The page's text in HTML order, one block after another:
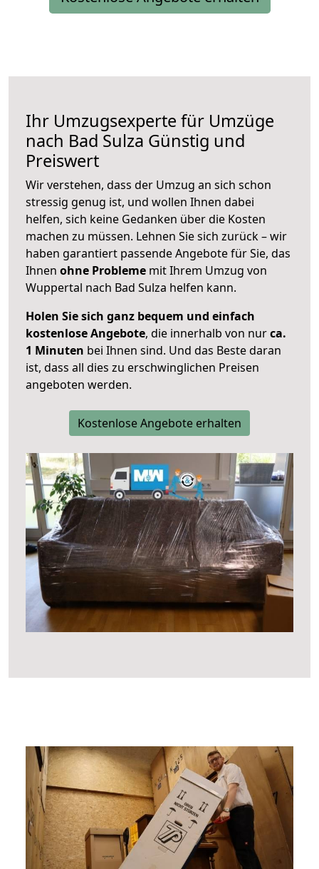
Ihr Umzugsexperte für Umzüge
nach Bad Sulza Günstig und
Preiswert
Wir verstehen, dass der Umzug an sich schon
stressig genug ist, und wollen Ihnen dabei
helfen, sich keine Gedanken über die Kosten
machen zu müssen. Lehnen Sie sich zurück – wir
haben garantiert passende Angebote für Sie, das
Ihnen ohne Probleme mit Ihrem Umzug von
Wuppertal nach Bad Sulza helfen kann.
Holen Sie sich ganz bequem und einfach
kostenlose Angebote, die innerhalb von nurca.
1 Minuten bei Ihnen sind. Und das Beste daran
ist, dass all dies zu erschwinglichen Preisen
angeboten werden.
Kostenlose Angebote erhalten